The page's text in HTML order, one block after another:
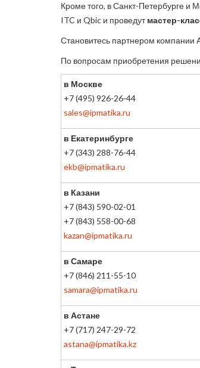
Кроме того, в Санкт-Петербурге и
ITC и Qbic и проведутмастер-
Становитесь партнером компании
По вопросам приобретения
в Москве
+7 (495) 926-26-44
sales@ipmatika.ru
в Екатеринбурге
+7 (343) 288-76-44
ekb@ipmatika.ru
в Казани
+7 (843) 590-02-01
+7 (843) 558-00-68
kazan@ipmatika.ru
в Самаре
+7 (846) 211-55-10
samara@ipmatika.ru
в Астане
+7 (717) 247-29-72
astana@ipmatika.kz